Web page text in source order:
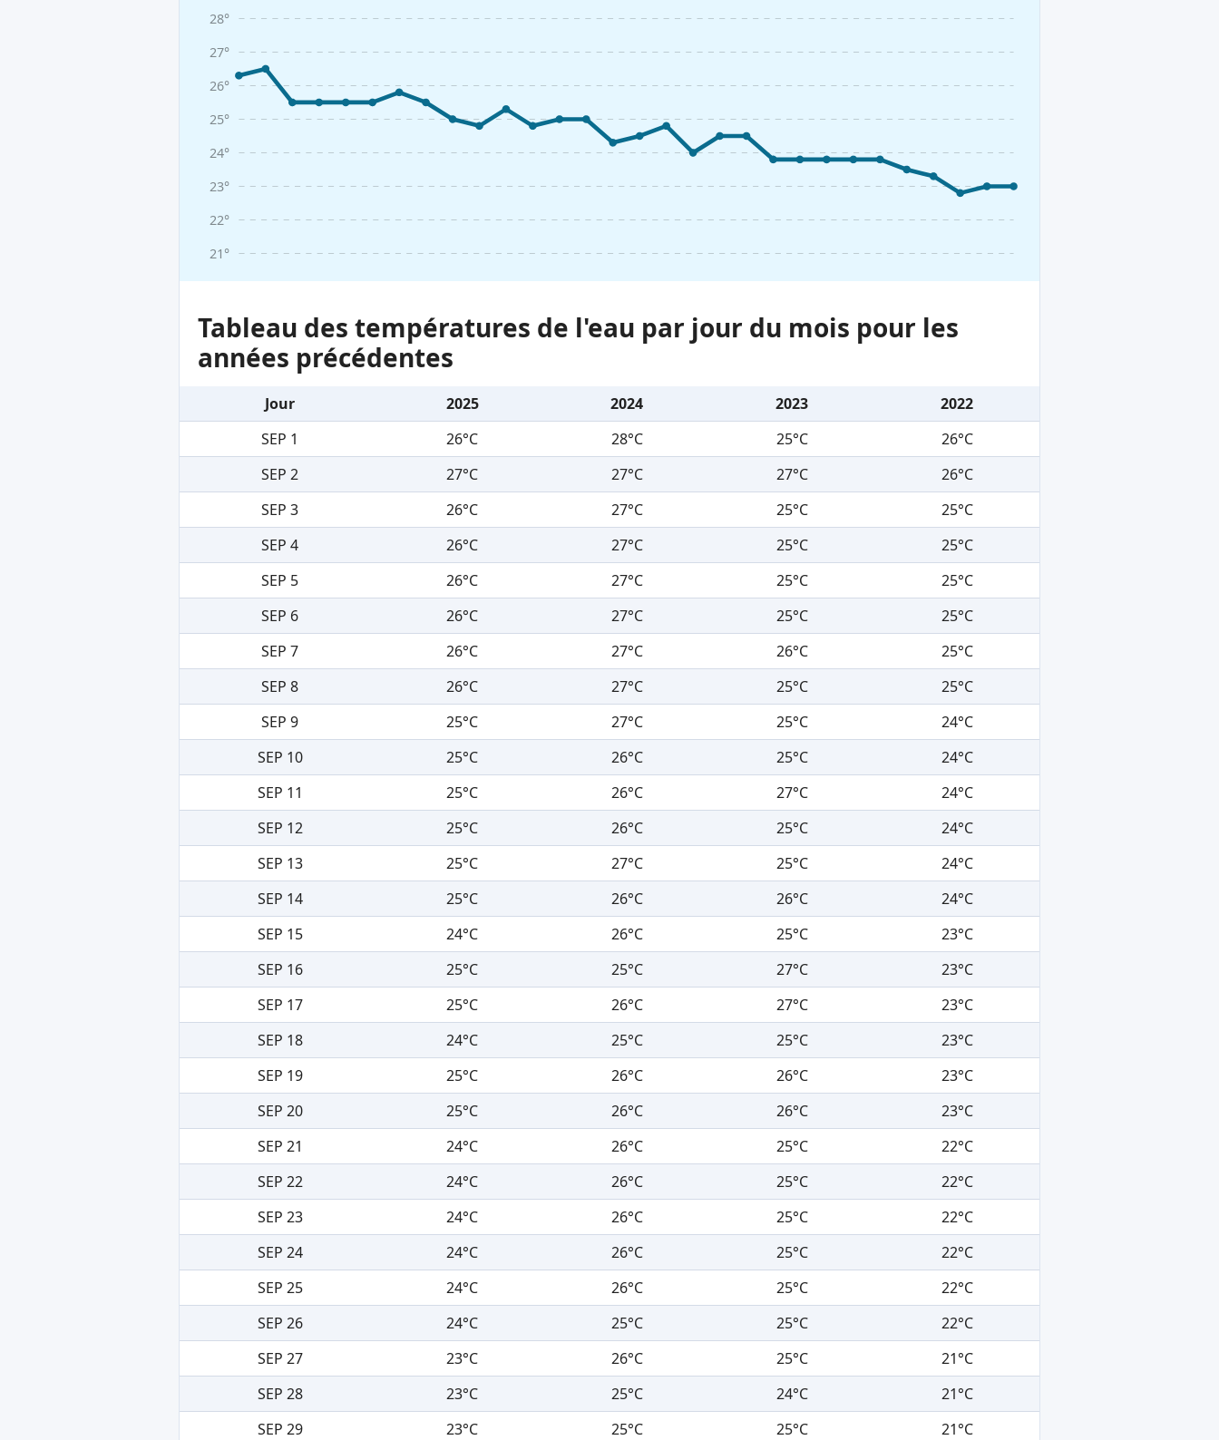
21°
22°
23°
24°
25°
26°
27°
28°
Tableau des températures de l'eau par jour du mois pour les
années précédentes
Jour 2025 2024 2023
2022
SEP 1
26°C 28°C 25°C
26°C
SEP 2
27°C 27°C 27°C
26°C
SEP 3
26°C 27°C 25°C
25°C
SEP 4
26°C 27°C 25°C
25°C
SEP 5
26°C 27°C 25°C
25°C
SEP 6
26°C 27°C 25°C
25°C
SEP 7
26°C 27°C 26°C
25°C
SEP 8
26°C 27°C 25°C
25°C
SEP 9
25°C 27°C 25°C
24°C
SEP 10
25°C 26°C 25°C
24°C
SEP 11
25°C 26°C 27°C
24°C
SEP 12
25°C 26°C 25°C
24°C
SEP 13
25°C 27°C 25°C
24°C
SEP 14
25°C 26°C 26°C
24°C
SEP 15
24°C 26°C 25°C
23°C
SEP 16
25°C 25°C 27°C
23°C
SEP 17
25°C 26°C 27°C
23°C
SEP 18
24°C 25°C 25°C
23°C
SEP 19
25°C 26°C 26°C
23°C
SEP 20
25°C 26°C 26°C
23°C
SEP 21
24°C 26°C 25°C
22°C
SEP 22
24°C 26°C 25°C
22°C
SEP 23
24°C 26°C 25°C
22°C
SEP 24
24°C 26°C 25°C
22°C
SEP 25
24°C 26°C 25°C
22°C
SEP 26
24°C 25°C 25°C
22°C
SEP 27
23°C 26°C 25°C
21°C
SEP 28
23°C 25°C 24°C
21°C
SEP 29
23°C 25°C 25°C
21°C